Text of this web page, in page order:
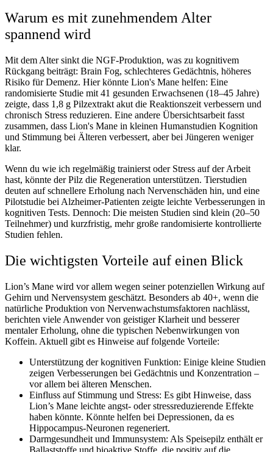
Warum es mit zunehmendem Alter
spannend wird
Mit dem Alter sinkt die NGF-Produktion, was zu kognitivem
Rückgang beiträgt: Brain Fog, schlechteres Gedächtnis, höheres
Risiko für Demenz. Hier könnte Lion's Mane helfen: Eine
randomisierte Studie mit 41 gesunden Erwachsenen (18–45 Jahre)
zeigte, dass 1,8 g Pilzextrakt akut die Reaktionszeit verbessern und
chronisch Stress reduzieren. Eine andere Übersichtsarbeit fasst
zusammen, dass Lion's Mane in kleinen Humanstudien Kognition
und Stimmung bei Älteren verbessert, aber bei Jüngeren weniger
klar.
Wenn du wie ich regelmäßig trainierst oder Stress auf der Arbeit
hast, könnte der Pilz die Regeneration unterstützen. Tierstudien
deuten auf schnellere Erholung nach Nervenschäden hin, und eine
Pilotstudie bei Alzheimer-Patienten zeigte leichte Verbesserungen in
kognitiven Tests. Dennoch: Die meisten Studien sind klein (20–50
Teilnehmer) und kurzfristig, mehr große randomisierte kontrollierte
Studien fehlen.
Die wichtigsten Vorteile auf einen Blick
Lion’s Mane wird vor allem wegen seiner potenziellen Wirkung auf
Gehirn und Nervensystem geschätzt. Besonders ab 40+, wenn die
natürliche Produktion von Nervenwachstumsfaktoren nachlässt,
berichten viele Anwender von geistiger Klarheit und besserer
mentaler Erholung, ohne die typischen Nebenwirkungen von
Koffein. Aktuell gibt es Hinweise auf folgende Vorteile:
Unterstützung der kognitiven Funktion: Einige kleine Studien
zeigen Verbesserungen bei Gedächtnis und Konzentration –
vor allem bei älteren Menschen.
Einfluss auf Stimmung und Stress: Es gibt Hinweise, dass
Lion’s Mane leichte angst- oder stressreduzierende Effekte
haben könnte. Könnte helfen bei Depressionen, da es
Hippocampus-Neuronen regeneriert.
Darmgesundheit und Immunsystem: Als Speisepilz enthält er
Ballaststoffe und bioaktive Stoffe, die positiv auf die